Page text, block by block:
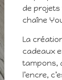
de projets
chaîne
La
cadeaux
tampons,
l’encre,